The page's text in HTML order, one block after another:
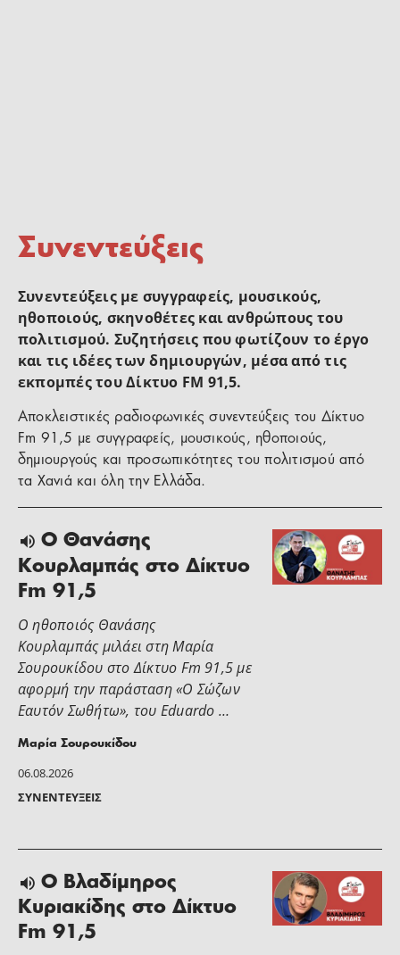
Συνεντεύξεις
Συνεντεύξεις με συγγραφείς, μουσικούς,
ηθοποιούς, σκηνοθέτες και ανθρώπους του
πολιτισμού. Συζητήσεις που φωτίζουν το έργο
και τις ιδέες των δημιουργών, μέσα από τις
εκπομπές του Δίκτυο FM 91,5.
Αποκλειστικές ραδιοφωνικές συνεντεύξεις του Δίκτυο
Fm 91,5 με συγγραφείς, μουσικούς, ηθοποιούς,
δημιουργούς και προσωπικότητες του πολιτισμού από
τα Χανιά και όλη την Ελλάδα.
06.08.2026
ΣΥΝΕΝΤΕΎΞΕΙΣ
Ο Θανάσης
Κουρλαμπάς στο Δίκτυο
Fm 91,5
Ο ηθοποιός Θανάσης
Κουρλαμπάς μιλάει στη Μαρία
Σουρουκίδου στο Δίκτυο Fm 91,5 με
αφορμή την παράσταση «Ο Σώζων
Εαυτόν Σωθήτω», του Eduardo …
Μαρία Σουρουκίδου
O Βλαδίμηρος
Κυριακίδης στο Δίκτυο
Fm 91,5